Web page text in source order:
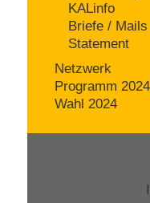
KALinfo
Briefe / Mails
Statement
Netzwerk
Programm 2024
Wahl 2024